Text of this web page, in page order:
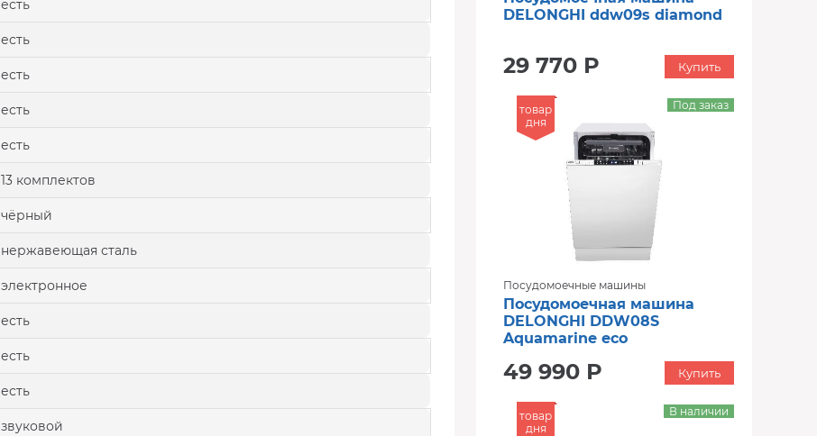
есть
есть
есть
есть
есть
13 комплектов
чёрный
нержавеющая сталь
электронное
есть
есть
есть
звуковой
DELONGHI ddw09s diamond
29 770 Р Купить
товар
дня
Посудомоечные машины
Посудомоечная машина
DELONGHI DDW08S
Aquamarine eco
49 990 Р
Под заказ
Купить
товар
дня
В наличии